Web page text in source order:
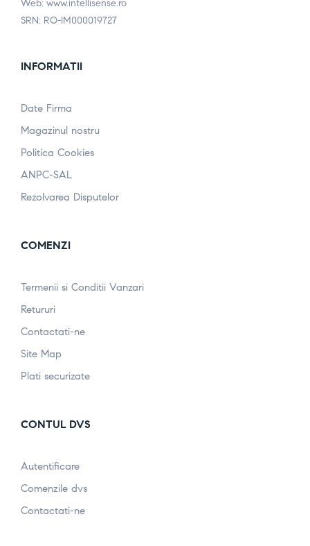
Web: www.intellisense.ro
SRN: RO-IM000019727
INFORMATII
Date Firma
Magazinul nostru
Politica Cookies
ANPC-SAL
Rezolvarea Disputelor
COMENZI
Termenii si Conditii Vanzari
Retururi
Contactati-ne
Site Map
Plati securizate
CONTUL DVS
Autentificare
Comenzile dvs
Contactati-ne